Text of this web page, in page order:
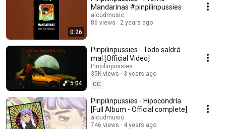
0:26
Mandarinas #pinpilinpussies
aloudmusic
86 views
2 years ago
5:04
Pinpilinpussies - Todo saldrá
mal [Official Video]
Pinpilinpussies
35K views
3 years ago
CC
Pinpilinpussies - Hipocondría
[Full Album - Official complete]
aloudmusic
746 views
4 years ago